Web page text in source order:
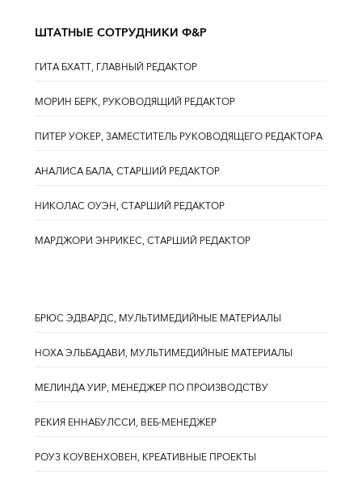
ШТАТНЫЕ СОТРУДНИКИ Ф&Р
ГИТА БХАТТ, ГЛАВНЫЙ РЕДАКТОР
МОРИН БЕРК, РУКОВОДЯЩИЙ РЕДАКТОР
ПИТЕР УОКЕР, ЗАМЕСТИТЕЛЬ РУКОВОДЯЩЕГО РЕДАКТОРА
АНАЛИСА БАЛА, СТАРШИЙ РЕДАКТОР
НИКОЛАС ОУЭН, СТАРШИЙ РЕДАКТОР
МАРДЖОРИ ЭНРИКЕС, СТАРШИЙ РЕДАКТОР
БРЮС ЭДВАРДС, МУЛЬТИМЕДИЙНЫЕ МАТЕРИАЛЫ
НОХА ЭЛЬБАДАВИ, МУЛЬТИМЕДИЙНЫЕ МАТЕРИАЛЫ
МЕЛИНДА УИР, МЕНЕДЖЕР ПО ПРОИЗВОДСТВУ
РЕКИЯ ЕННАБУЛССИ, ВЕБ-МЕНЕДЖЕР
РОУЗ КОУВЕНХОВЕН, КРЕАТИВНЫЕ ПРОЕКТЫ